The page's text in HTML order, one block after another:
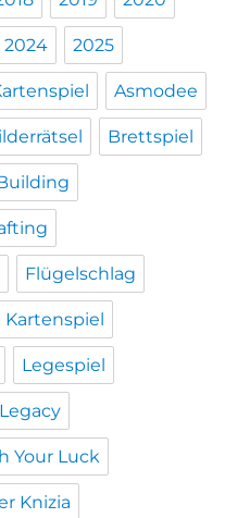
2024 2025
Asmodee
Brettspiel
Flügelschlag
Kartenspiel
Legespiel
Your Luck
Knizia